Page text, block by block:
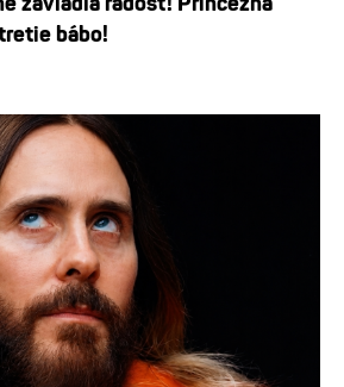
bábo!